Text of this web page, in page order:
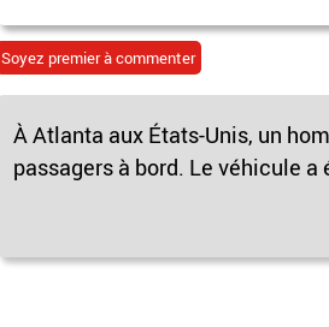
Soyez premier à commenter
À Atlanta aux États-Unis, un
passagers à bord. Le véhicule